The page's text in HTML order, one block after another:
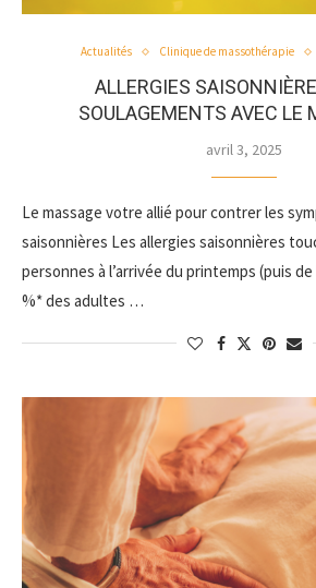
Actualités Clinique de massothérapie
ALLERGIES
SOULAGEMENTS AVEC LE
avril 3, 2025
Le massage votre allié pour contrer les
saisonnières Les allergies saisonnières
personnes à l’arrivée du printemps (puis de
%* des adultes …